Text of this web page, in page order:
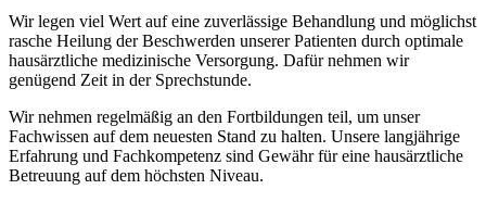
Wir legen viel Wert auf eine zuverlässige Behandlung und möglichst
rasche Heilung der Beschwerden unserer Patienten durch optimale
hausärztliche medizinische Versorgung. Dafür nehmen wir
genügend Zeit in der Sprechstunde.
Wir nehmen regelmäßig an den Fortbildungen teil, um unser
Fachwissen auf dem neuesten Stand zu halten. Unsere langjährige
Erfahrung und Fachkompetenz sind Gewähr für eine hausärztliche
Betreuung auf dem höchsten Niveau.